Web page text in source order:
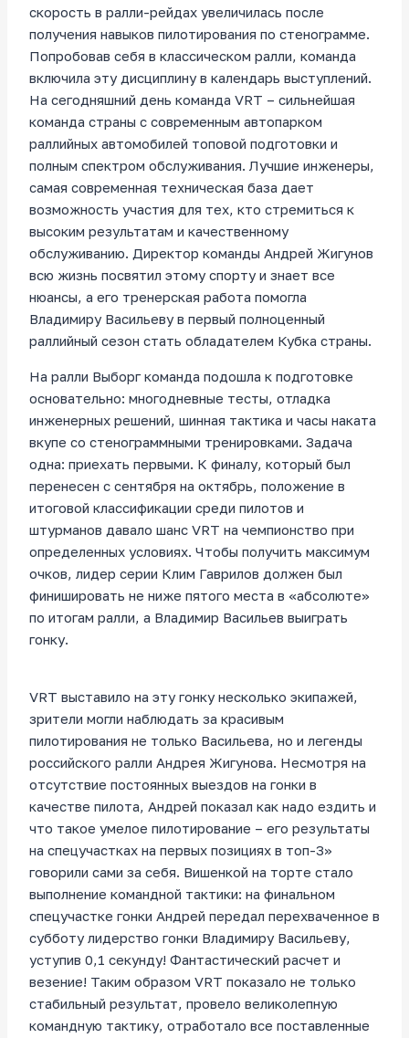
скорость в ралли-рейдах увеличилась после
получения навыков пилотирования по стенограмме.
Попробовав себя в классическом ралли, команда
включила эту дисциплину в календарь выступлений.
На сегодняшний день команда VRT – сильнейшая
команда страны с современным автопарком
раллийных автомобилей топовой подготовки и
полным спектром обслуживания. Лучшие инженеры,
самая современная техническая база дает
возможность участия для тех, кто стремиться к
высоким результатам и качественному
обслуживанию. Директор команды Андрей Жигунов
всю жизнь посвятил этому спорту и знает все
нюансы, а его тренерская работа помогла
Владимиру Васильеву в первый полноценный
раллийный сезон стать обладателем Кубка страны.
На ралли Выборг команда подошла к подготовке
основательно: многодневные тесты, отладка
инженерных решений, шинная тактика и часы наката
вкупе со стенограммными тренировками. Задача
одна: приехать первыми. К финалу, который был
перенесен с сентября на октябрь, положение в
итоговой классификации среди пилотов и
штурманов давало шанс VRT на чемпионство при
определенных условиях. Чтобы получить максимум
очков, лидер серии Клим Гаврилов должен был
финишировать не ниже пятого места в «абсолюте»
по итогам ралли, а Владимир Васильев выиграть
гонку.
VRT выставило на эту гонку несколько экипажей,
зрители могли наблюдать за красивым
пилотирования не только Васильева, но и легенды
российского ралли Андрея Жигунова. Несмотря на
отсутствие постоянных выездов на гонки в
качестве пилота, Андрей показал как надо ездить и
что такое умелое пилотирование – его результаты
на спецучастках на первых позициях в топ-3»
говорили сами за себя. Вишенкой на торте стало
выполнение командной тактики: на финальном
спецучастке гонки Андрей передал перехваченное в
субботу лидерство гонки Владимиру Васильеву,
уступив 0,1 секунду! Фантастический расчет и
везение! Таким образом VRT показало не только
стабильный результат, провело великолепную
командную тактику, отработало все поставленные